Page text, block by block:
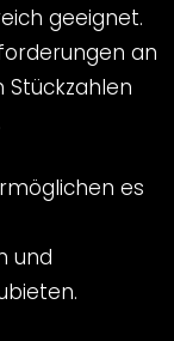
geeignet.
an
es
und